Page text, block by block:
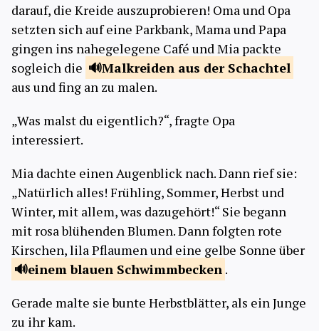
darauf, die Kreide auszuprobieren! Oma und Opa
setzten sich auf eine Parkbank, Mama und Papa
gingen ins nahegelegene Café und Mia packte
sogleich die
Malkreiden aus der Schachtel
aus und fing an zu malen.
„Was malst du eigentlich?“, fragte Opa
interessiert.
Mia dachte einen Augenblick nach. Dann rief sie:
„Natürlich alles! Frühling, Sommer, Herbst und
Winter, mit allem, was dazugehört!“ Sie begann
mit rosa blühenden Blumen. Dann folgten rote
Kirschen, lila Pflaumen und eine gelbe Sonne über
einem blauen Schwimmbecken .
Gerade malte sie bunte Herbstblätter, als ein Junge
zu ihr kam.